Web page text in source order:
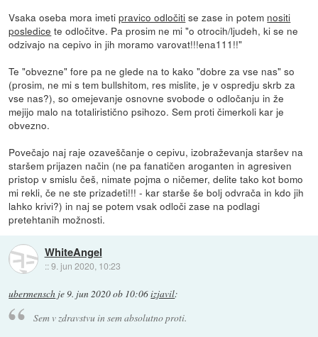
Vsaka oseba mora imetipravico odločiti se zase in potem nositi
posledice te odločitve. Pa prosim ne mi "o otrocih/ljudeh, ki se ne
odzivajo na cepivo in jih moramo varovat!!!ena111!!"
Te "obvezne" fore pa ne glede na to kako "dobre za vse nas" so
(prosim, ne mi s tem bullshitom, res mislite, je v ospredju skrb za
vse nas?), so omejevanje osnovne svobode o odločanju in že
mejijo malo na totaliristično psihozo. Sem proti čimerkoli kar je
obvezno.
Povečajo naj raje ozaveščanje o cepivu, izobraževanja staršev na
staršem prijazen način (ne pa fanatičen aroganten in agresiven
pristop v smislu češ, nimate pojma o ničemer, delite tako kot bomo
mi rekli, če ne ste prizadeti!!! - kar starše še bolj odvrača in kdo jih
lahko krivi?) in naj se potem vsak odloči zase na podlagi
pretehtanih možnosti.
WhiteAngel
::9. jun 2020, 10:23
ubermensch je9. jun 2020 ob 10:06izjavil:
Sem v zdravstvu in sem absolutno proti.